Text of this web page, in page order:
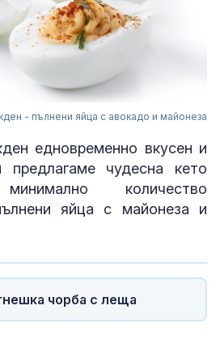
- пълнени яйца с авокадо и майонеза
едновременно вкусен и
предлагаме чудесна кето
количество
яйца с майонеза и
чорба с леща